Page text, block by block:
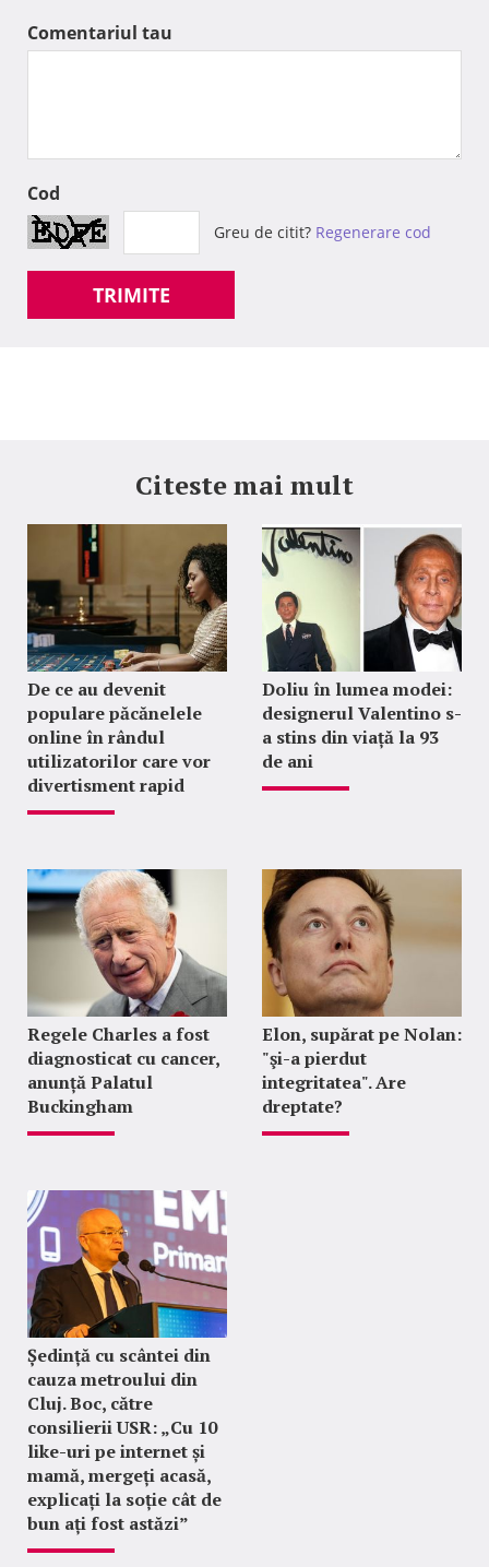
Comentariul tau
Cod
Greu de citit? Regenerare cod
TRIMITE
Citeste mai mult
De ce au devenit
populare păcănelele
online în rândul
utilizatorilor care vor
divertisment rapid
Doliu în lumea modei:
designerul Valentino s-
a stins din viață la 93
de ani
Regele Charles a fost
diagnosticat cu cancer,
anunță Palatul
Buckingham
Elon, supărat pe Nolan:
"şi-a pierdut
integritatea". Are
dreptate?
Ședință cu scântei din
cauza metroului din
Cluj. Boc, către
consilierii USR: „Cu 10
like-uri pe internet și
mamă, mergeți acasă,
explicați la soție cât de
bun ați fost astăzi”